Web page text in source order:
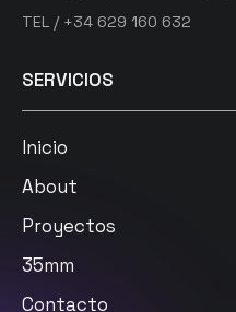
TEL / +34 629 160 632
SERVICIOS
Inicio
About
Proyectos
35mm
Contacto